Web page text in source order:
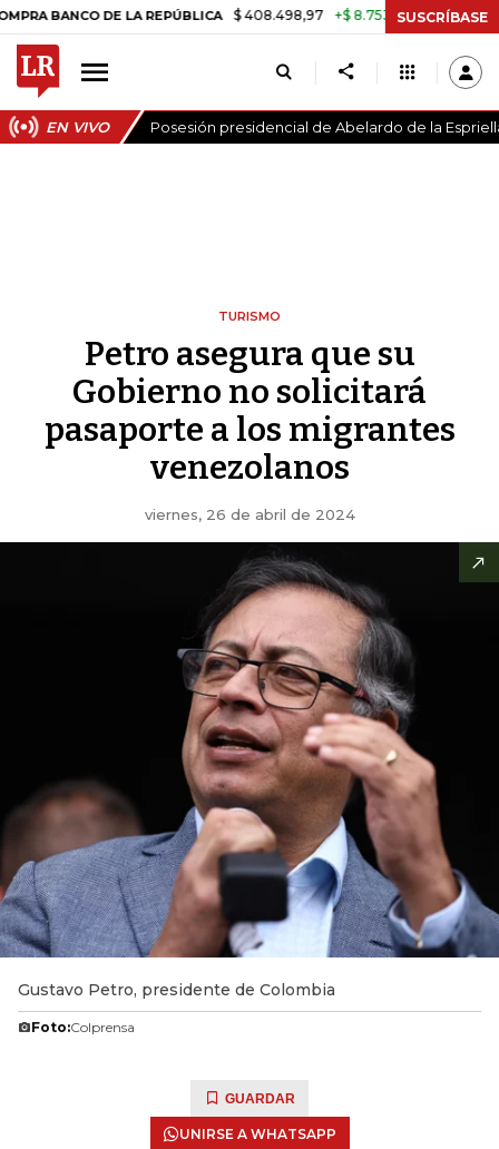
DE LA REPÚBLICA $ 408.498,97 +$ 8.753,81 +2,19% TASA
SUSCRÍBASE
EN VIVO Posesión presidencial de Abelardo de la
TURISMO
Petro asegura que su
Gobierno no solicitará
pasaporte a los migrantes
venezolanos
viernes, 26 de abril de 2024
Gustavo Petro, presidente de Colombia
Foto:Colprensa
GUARDAR
UNIRSE A WHATSAPP